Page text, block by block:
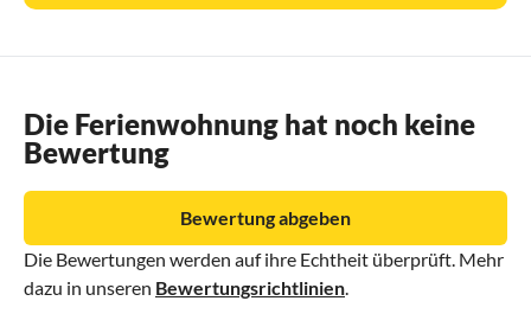
Die Ferienwohnung hat noch keine
Bewertung
Die Bewertungen werden auf ihre Echtheit überprüft. Mehr
dazu in unseren Bewertungsrichtlinien
Bewertung abgeben